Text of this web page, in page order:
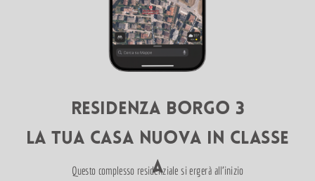
RESIDENZA BORGO 3
LA TUA CASA NUOVA IN CLASSE
A
Questo complesso residenziale si ergerà all’inizio